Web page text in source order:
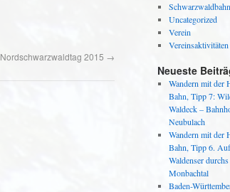
Nordschwarzwaldtag 2015 →
Schwarzwaldbahn
Uncategorized
Verein
Vereinsaktivitäten
Neueste
Wandern mit der
Bahn, Tipp 7:
Waldeck –
Neubulach
Wandern mit der
Bahn, Tipp 6.
Waldenser
Monbachtal
Baden-